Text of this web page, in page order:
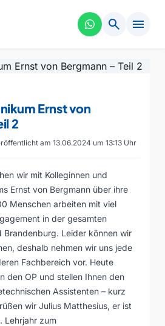
search menu
Ernst von
2
am 13.06.2024 um 13:13 Uhr
wir mit Kolleginnen und
Ernst von Bergmann über ihre
Menschen arbeiten mit viel
in der gesamten
Brandenburg. Leider können wir
deshalb nehmen wir uns jede
Fachbereich vor. Heute
den OP und stellen Ihnen den
Assistenten – kurz
wir Julius Matthesius, er ist
Lehrjahr zum